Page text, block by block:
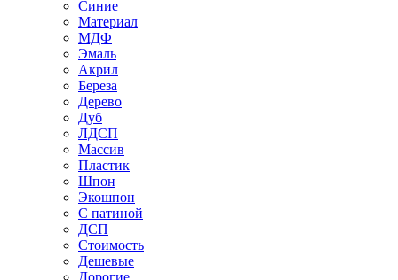
Синие
Материал
МДФ
Эмаль
Акрил
Береза
Дерево
Дуб
ЛДСП
Массив
Пластик
Шпон
Экошпон
С патиной
ДСП
Стоимость
Дешевые
Дорогие